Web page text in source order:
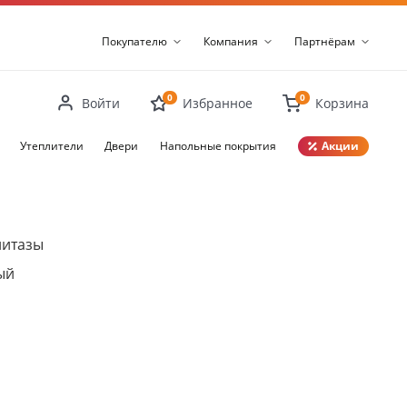
Покупателю Компания Партнёрам
Войти 0 Избранное 0 Корзина
Утеплители Двери Напольные покрытия Акции